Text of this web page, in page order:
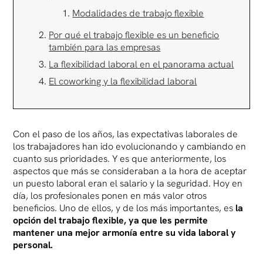
Modalidades de trabajo flexible
Por qué el trabajo flexible es un beneficio
también para las empresas
La flexibilidad laboral en el panorama actual
El coworking y la flexibilidad laboral
Con el paso de los años, las expectativas laborales de
los trabajadores han ido evolucionando y cambiando en
cuanto sus prioridades. Y es que anteriormente, los
aspectos que más se consideraban a la hora de aceptar
un puesto laboral eran el salario y la seguridad. Hoy en
día, los profesionales ponen en más valor otros
beneficios. Uno de ellos, y de los más importantes, es la
opción del trabajo flexible, ya que les permite
mantener una mejor armonía entre su vida laboral y
personal.